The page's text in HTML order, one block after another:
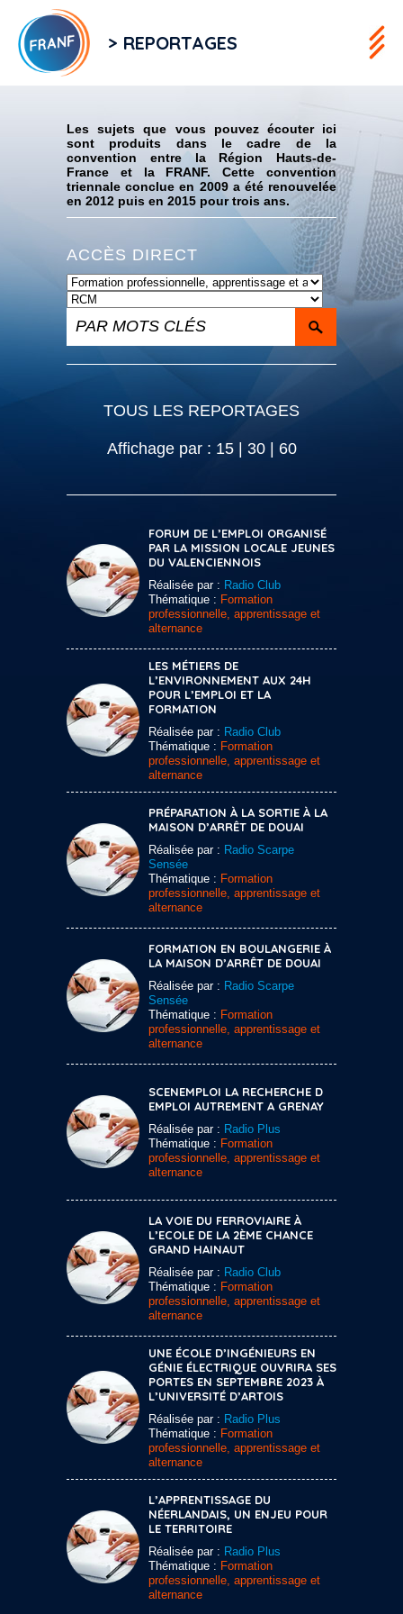
> REPORTAGES
Les sujets que vous pouvez écouter ici
sont produits dans le cadre de la
convention entre la Région Hauts-de-
France et la FRANF. Cette convention
triennale conclue en 2009 a été renouvelée
en 2012 puis en 2015 pour trois ans.
ACCÈS DIRECT
TOUS LES REPORTAGES
Affichage par : 15| 30| 60
FORUM DE L’EMPLOI ORGANISÉ
PAR LA MISSION LOCALE JEUNES
DU VALENCIENNOIS
Réalisée par : Radio Club
Thématique : Formation
professionnelle, apprentissage et
alternance
LES MÉTIERS DE
L’ENVIRONNEMENT AUX 24H
POUR L’EMPLOI ET LA
FORMATION
Réalisée par : Radio Club
Thématique : Formation
professionnelle, apprentissage et
alternance
PRÉPARATION À LA SORTIE À LA
MAISON D’ARRÊT DE DOUAI
Réalisée par : Radio Scarpe
Sensée
Thématique : Formation
professionnelle, apprentissage et
alternance
FORMATION EN BOULANGERIE À
LA MAISON D’ARRÊT DE DOUAI
Réalisée par : Radio Scarpe
Sensée
Thématique : Formation
professionnelle, apprentissage et
alternance
SCENEMPLOI LA RECHERCHE D
EMPLOI AUTREMENT A GRENAY
Réalisée par : Radio Plus
Thématique : Formation
professionnelle, apprentissage et
alternance
LA VOIE DU FERROVIAIRE À
L’ECOLE DE LA 2ÈME CHANCE
GRAND HAINAUT
Réalisée par : Radio Club
Thématique : Formation
professionnelle, apprentissage et
alternance
UNE ÉCOLE D’INGÉNIEURS EN
GÉNIE ÉLECTRIQUE OUVRIRA SES
PORTES EN SEPTEMBRE 2023 À
L’UNIVERSITÉ D’ARTOIS
Réalisée par : Radio Plus
Thématique : Formation
professionnelle, apprentissage et
alternance
L’APPRENTISSAGE DU
NÉERLANDAIS, UN ENJEU POUR
LE TERRITOIRE
Réalisée par : Radio Plus
Thématique : Formation
professionnelle, apprentissage et
alternance